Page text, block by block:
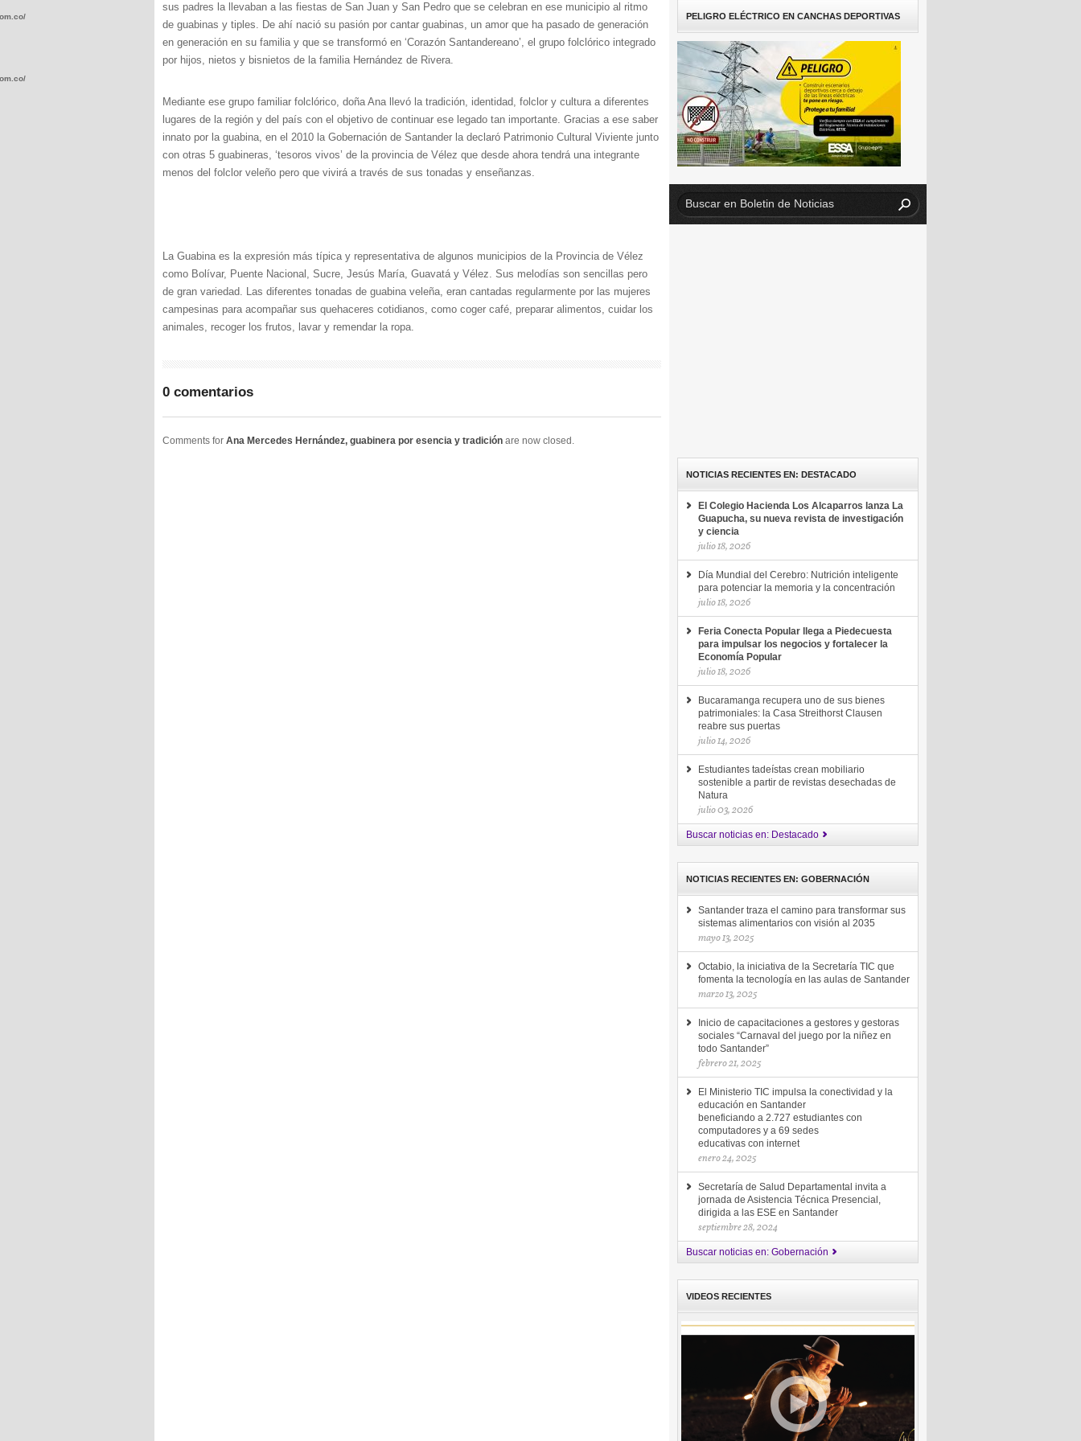
sus padres la llevaban a las fiestas de San Juan y San Pedro que se celebran en ese municipio al ritmo
de guabinas y tiples. De ahí nació su pasión por cantar guabinas, un amor que ha pasado de generación
en generación en su familia y que se transformó en ‘Corazón Santandereano’, el grupo folclórico integrado
por hijos, nietos y bisnietos de la familia Hernández de Rivera.
Mediante ese grupo familiar folclórico, doña Ana llevó la tradición, identidad, folclor y cultura a diferentes
lugares de la región y del país con el objetivo de continuar ese legado tan importante. Gracias a ese saber
innato por la guabina, en el 2010 la Gobernación de Santander la declaró Patrimonio Cultural Viviente junto
con otras 5 guabineras, ‘tesoros vivos’ de la provincia de Vélez que desde ahora tendrá una integrante
menos del folclor veleño pero que vivirá a través de sus tonadas y enseñanzas.
La Guabina es la expresión más típica y representativa de algunos municipios de la Provincia de Vélez
como Bolívar, Puente Nacional, Sucre, Jesús María, Guavatá y Vélez. Sus melodías son sencillas pero
de gran variedad. Las diferentes tonadas de guabina veleña, eran cantadas regularmente por las mujeres
campesinas para acompañar sus quehaceres cotidianos, como coger café, preparar alimentos, cuidar los
animales, recoger los frutos, lavar y remendar la ropa.
0 comentarios
Comments for Ana Mercedes Hernández, guabinera por esencia y tradición are now closed.
PELIGRO ELÉCTRICO EN CANCHAS DEPORTIVAS
NOTICIAS RECIENTES EN: DESTACADO
El Colegio Hacienda Los Alcaparros lanza La
Guapucha, su nueva revista de investigación
y ciencia
julio 18, 2026
Día Mundial del Cerebro: Nutrición inteligente
para potenciar la memoria y la concentración
julio 18, 2026
Feria Conecta Popular llega a Piedecuesta
para impulsar los negocios y fortalecer la
Economía Popular
julio 18, 2026
Bucaramanga recupera uno de sus bienes
patrimoniales: la Casa Streithorst Clausen
reabre sus puertas
julio 14, 2026
Estudiantes tadeístas crean mobiliario
sostenible a partir de revistas desechadas de
Natura
julio 03, 2026
Buscar noticias en: Destacado
NOTICIAS RECIENTES EN: GOBERNACIÓN
Santander traza el camino para transformar sus
sistemas alimentarios con visión al 2035
mayo 13, 2025
Octabio, la iniciativa de la Secretaría TIC que
fomenta la tecnología en las aulas de Santander
marzo 13, 2025
Inicio de capacitaciones a gestores y gestoras
sociales “Carnaval del juego por la niñez en
todo Santander”
febrero 21, 2025
El Ministerio TIC impulsa la conectividad y la
educación en Santander
beneficiando a 2.727 estudiantes con
computadores y a 69 sedes
educativas con internet
enero 24, 2025
Secretaría de Salud Departamental invita a
jornada de Asistencia Técnica Presencial,
dirigida a las ESE en Santander
septiembre 28, 2024
Buscar noticias en: Gobernación
VIDEOS RECIENTES
wp-
wp-